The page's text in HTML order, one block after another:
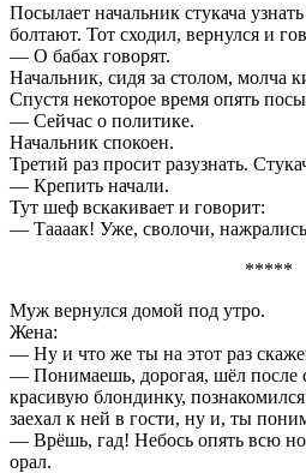
Посылает начальник стукача
болтают. Тот сходил, вернулся и
— О бабах говорят.
Начальник, сидя за столом, молча
Спустя некоторое время опять
— Сейчас о политике.
Начальник спокоен.
Третий раз просит разузнать.
— Крепить начали.
Тут шеф вскакивает и говорит:
— Таааак! Уже, сволочи,
*****
Муж вернулся домой под утро.
Жена:
— Ну и что же ты на этот раз
— Понимаешь, дорогая, шёл после
красивую блондинку,
заехал к ней в гости, ну и, ты
— Врёшь, гад! Небось опять всю
орал.